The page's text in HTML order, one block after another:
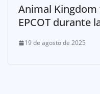
Animal
EPCOT durante
19 de agosto de 2025